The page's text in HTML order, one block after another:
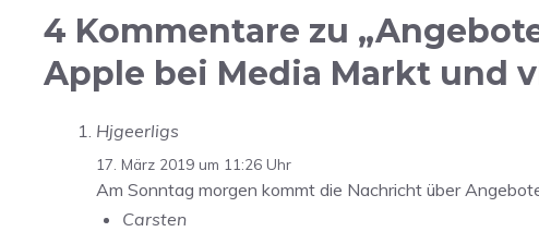
4 Kommentare zu
Apple bei Media Markt und
Hjgeerligs
17. März 2019 um 11:26 Uhr
Am Sonntag morgen kommt die Nachricht über
Carsten